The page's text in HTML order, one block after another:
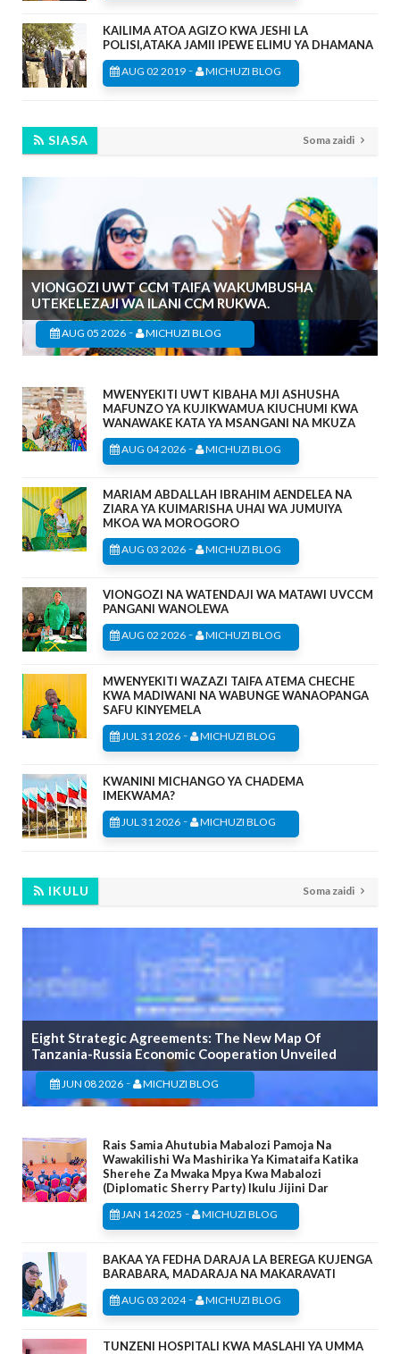
KAILIMA ATOA AGIZO KWA JESHI LA
POLISI,ATAKA JAMII IPEWE ELIMU YA DHAMANA
AUG 02 2019 - MICHUZI BLOG
SIASA Soma zaidi
VIONGOZI UWT CCM TAIFA WAKUMBUSHA
UTEKELEZAJI WA ILANI CCM RUKWA.
AUG 05 2026 - MICHUZI BLOG
MWENYEKITI UWT KIBAHA MJI ASHUSHA
MAFUNZO YA KUJIKWAMUA KIUCHUMI KWA
WANAWAKE KATA YA MSANGANI NA MKUZA
AUG 04 2026 - MICHUZI BLOG
MARIAM ABDALLAH IBRAHIM AENDELEA NA
ZIARA YA KUIMARISHA UHAI WA JUMUIYA
MKOA WA MOROGORO
AUG 03 2026 - MICHUZI BLOG
VIONGOZI NA WATENDAJI WA MATAWI UVCCM
PANGANI WANOLEWA
AUG 02 2026 - MICHUZI BLOG
MWENYEKITI WAZAZI TAIFA ATEMA CHECHE
KWA MADIWANI NA WABUNGE WANAOPANGA
SAFU KINYEMELA
JUL 31 2026 - MICHUZI BLOG
KWANINI MICHANGO YA CHADEMA
IMEKWAMA?
JUL 31 2026 - MICHUZI BLOG
IKULU Soma zaidi
Eight Strategic Agreements: The New Map Of
Tanzania-Russia Economic Cooperation Unveiled
JUN 08 2026 - MICHUZI BLOG
Rais Samia Ahutubia Mabalozi Pamoja Na
Wawakilishi Wa Mashirika Ya Kimataifa Katika
Sherehe Za Mwaka Mpya Kwa Mabalozi
(Diplomatic Sherry Party) Ikulu Jijini Dar
JAN 14 2025 - MICHUZI BLOG
BAKAA YA FEDHA DARAJA LA BEREGA KUJENGA
BARABARA, MADARAJA NA MAKARAVATI
AUG 03 2024- MICHUZI BLOG
TUNZENI HOSPITALI KWA MASLAHI YA UMMA